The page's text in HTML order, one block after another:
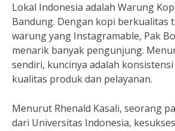
Lokal Indonesia adalah Warung
Bandung. Dengan kopi berkualitas
warung yang Instagramable, Pak
menarik banyak pengunjung.
sendiri, kuncinya adalah
kualitas produk dan pelayanan.
Menurut Rhenald Kasali, seorang
dari Universitas Indonesia,